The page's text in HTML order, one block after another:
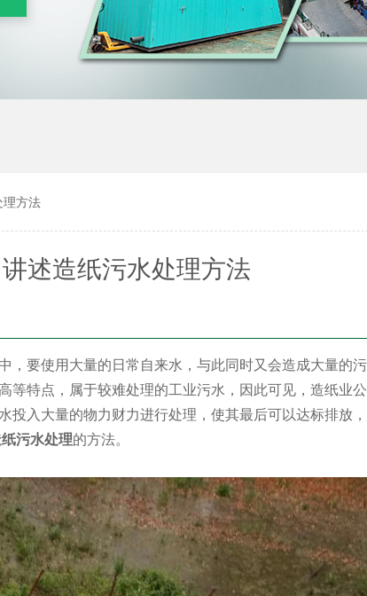
方法
述造纸污水处理方法
，要使用大量的日常自来水，与此同时又会造成大量的
特点，属于较难处理的工业污水，因此可见，造纸业
入大量的物力财力进行处理，使其最后可以达标排放
污水处理的方法。